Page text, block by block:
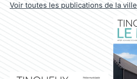
Voir toutes les publications de la ville